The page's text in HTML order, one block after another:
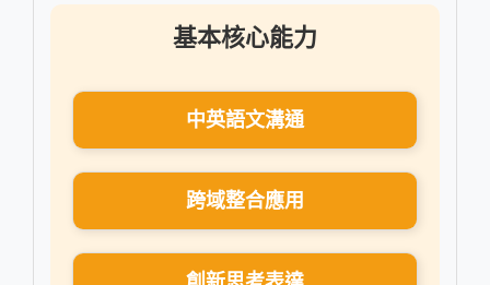
基本核心能力
中英語文溝通
跨域整合應用